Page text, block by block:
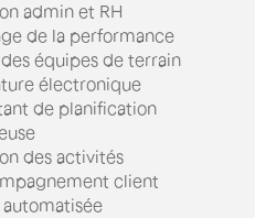
admin et RH
de la performance
des équipes de terrain
électronique
de planification
des activités
client
automatisée